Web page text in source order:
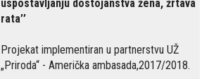
uspostavljanju dostojanstva žena, žrtava
rata’’
Projekat implementiran u partnerstvu UŽ
„Priroda“ - Američka ambasada,2017/2018.